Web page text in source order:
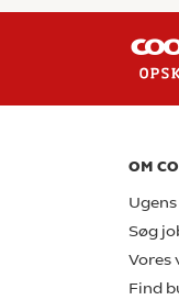
OM
Søg
Vores
Find